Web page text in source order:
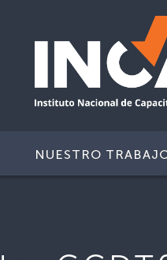
NUESTRO